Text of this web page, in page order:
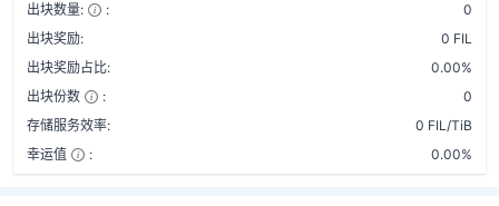
出块数量:
:
0
出块奖励:
0 FIL
出块奖励占比:
0.00%
出块份数
:
0
存储服务效率:
0 FIL/TiB
幸运值
: 0.00%